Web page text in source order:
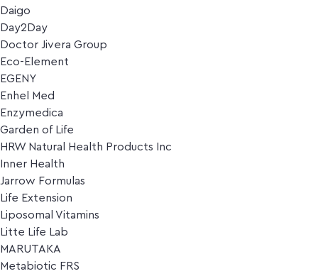
Daigo
Day2Day
Doctor Jivera Group
Eco-Element
EGENY
Enhel Med
Enzymedica
Garden of Life
HRW Natural Health Products Inc
Inner Health
Jarrow Formulas
Life Extension
Liposomal Vitamins
Litte Life Lab
MARUTAKA
Metabiotic FRS